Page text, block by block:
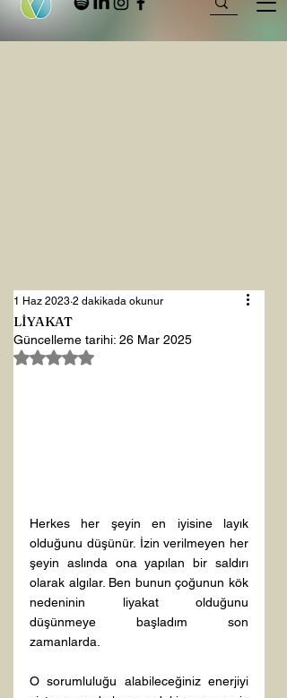
LİYAKAT
1 Haz 2023 2 dakikada okunur
Güncelleme tarihi: 26 Mar 2025
5 üzerinden NaN yıldız
Herkes her şeyin en iyisine layık
olduğunu düşünür. İzin verilmeyen her
şeyin aslında ona yapılan bir saldırı
olarak algılar. Ben bunun çoğunun kök
nedeninin liyakat olduğunu
düşünmeye başladım son
zamanlarda.
O sorumluluğu alabileceğiniz enerjiyi